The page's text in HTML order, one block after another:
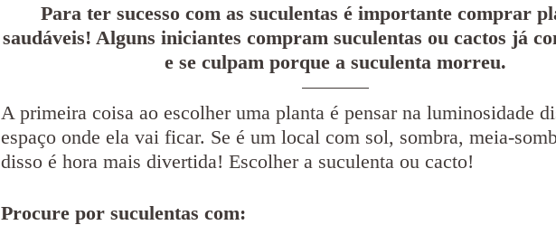
Para ter sucesso com as suculentas é importante comprar
saudáveis! Alguns iniciantes compram suculentas ou cactos já
e se culpam porque a suculenta morreu.
A primeira coisa ao escolher uma planta é pensar na luminosidade
espaço onde ela vai ficar. Se é um local com sol, sombra, meia-
disso é hora mais divertida! Escolher a suculenta ou cacto!
Procure por suculentas com: